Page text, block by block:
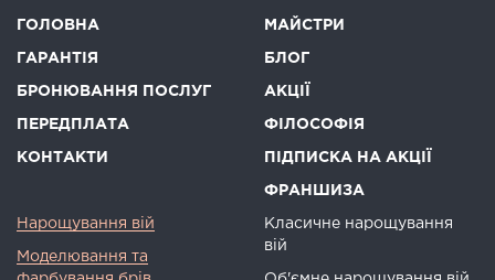
ГОЛОВНА
ГАРАНТІЯ
БРОНЮВАННЯ ПОСЛУГ
ПЕРЕДПЛАТА
КОНТАКТИ
МАЙСТРИ
БЛОГ
АКЦІЇ
ФІЛОСОФІЯ
ПІДПИСКА НА АКЦІЇ
ФРАНШИЗА
Нарощування вій
Моделювання та
Класичне нарощування
вій